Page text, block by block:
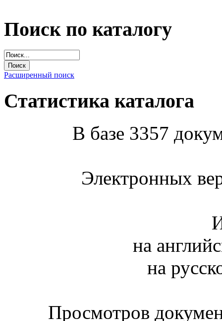
Поиск по каталогу
Расширенный поиск
Статистика каталога
В базе 3357
Электронных
на
на
Просмотров